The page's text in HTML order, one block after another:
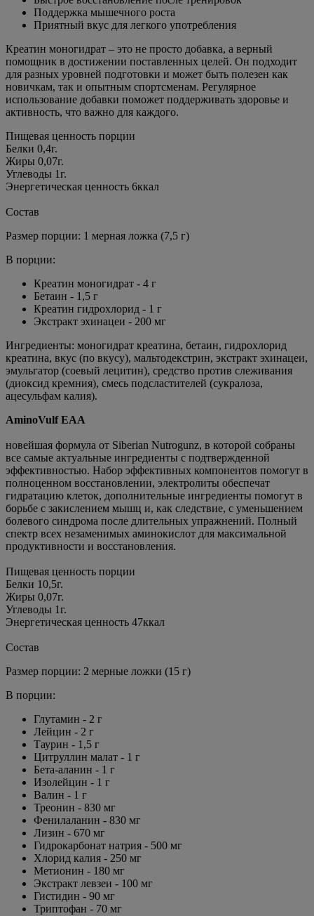
Поддержка мышечного роста
Приятный вкус для легкого употребления
Креатин моногидрат – это не просто добавка, а верный
помощник в достижении поставленных целей. Он подходит
для разных уровней подготовки и может быть полезен как
новичкам, так и опытным спортсменам. Регулярное
использование добавки поможет поддерживать здоровье и
активность, что важно для каждого.
Пищевая ценность порции
Белки 0,4г.
Жиры 0,07г.
Углеводы 1г.
Энергетическая ценность 6ккал
Состав
Размер порции: 1 мерная ложка (7,5 г)
В порции:
Креатин моногидрат - 4 г
Бетаин - 1,5 г
Креатин гидрохлорид - 1 г
Экстракт эхинацеи - 200 мг
Ингредиенты: моногидрат креатина, бетаин, гидрохлорид
креатина, вкус (по вкусу), мальтодекстрин, экстракт эхинацеи,
эмульгатор (соевый лецитин), средство против слеживания
(диоксид кремния), смесь подсластителей (сукралоза,
ацесульфам калия).
AminoVulf EAA
новейшая формула от Siberian Nutrogunz, в которой собраны
все самые актуальные ингредиенты с подтвержденной
эффективностью. Набор эффективных компонентов помогут в
полноценном восстановлении, электролиты обеспечат
гидратацию клеток, дополнительные ингредиенты помогут в
борьбе с закислением мышц и, как следствие, с уменьшением
болевого синдрома после длительных упражнений. Полный
спектр всех незаменимых аминокислот для максимальной
продуктивности и восстановления.
Пищевая ценность порции
Белки 10,5г.
Жиры 0,07г.
Углеводы 1г.
Энергетическая ценность 47ккал
Состав
Размер порции: 2 мерные ложки (15 г)
В порции:
Глутамин - 2 г
Лейцин - 2 г
Таурин - 1,5 г
Цитруллин малат - 1 г
Бета-аланин - 1 г
Изолейцин - 1 г
Валин - 1 г
Треонин - 830 мг
Фенилаланин - 830 мг
Лизин - 670 мг
Гидрокарбонат натрия - 500 мг
Хлорид калия - 250 мг
Метионин - 180 мг
Экстракт левзеи - 100 мг
Гистидин - 90 мг
Триптофан - 70 мг